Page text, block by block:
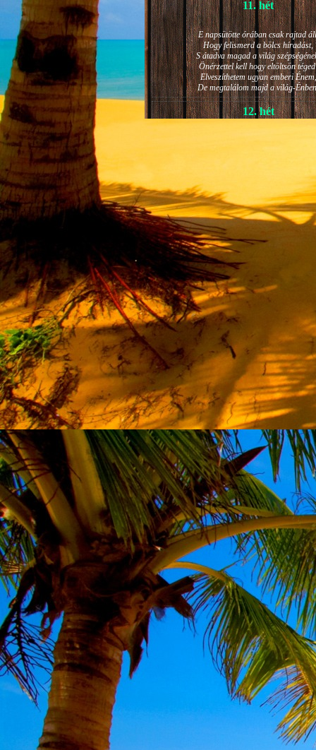
11. hét
E napsütötte órában csak rajtad
Hogy felismerd a bölcs híradást,
S átadva magad a világ
Önérzettel kell hogy eltöltsön
Elveszíthetem ugyan emberi Énem,
De megtalálom majd a világ-
12. hét
Késztessem kozmikus
Életem isteni képességeit:
Hogy saját lényemet elhagyjam,
S bizakodva keressem önmagam
A kozmikus hő- és fényáradatban.
13. hét
És szárnyalván érzéki
Lelkem mélységeiben is fellobban,
S az isteni igazság szava szól
A szellem tüzének világából:
Szellemi alapjaidhoz eljutva ismerd
Hogy rokonságban állsz a
14. hét
Átadva magam az érzékek
Elveszítettem azt, ami saját lényem
S már úgy tűnt, hogy a gondolkodás
Kábulttá vált Énemet is magával
De ébresztőleg hatva rám az érzéki
A kozmikus gondolkodás is egyre
15. hét
Mint akit elvarázsoltak, megérzem
A szellem működését a kozmikus
Mely az érzéketlenségbe
Burkolta saját lényem,
Hogy olyan erőt adjon nekem,
Mely önmagától adódni képtelen:
Saját behatárolt Énem.
16. hét
Hogy bensőmben maradjon rejtve a szellem
Megérzésem tőlem most szigorral ezt
Hogy isteni adottságaim beérvén
Teremjenek lelkem mélyén
Gyümölcsöt saját Énem számára.
17. hét
Így szól a kozmikus Ige,
Melyet érzékeim kapuin
Vezethettem lelkem mélységeibe:
Kozmikus távlataimmal töltsd be
Szellemed mélységeit, hogy